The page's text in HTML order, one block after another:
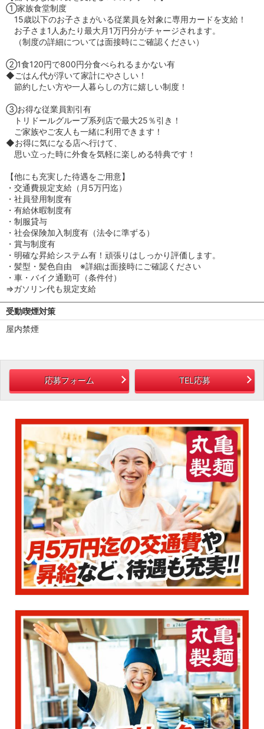
①家族食堂制度
15歳以下のお子さまがいる従業員を対象に専用カードを支給！
お子さま1人あたり最大月1万円分がチャージされます。
（制度の詳細については面接時にご確認ください）
②1食120円で800円分食べられるまかない有
◆ごはん代が浮いて家計にやさしい！
節約したい方や一人暮らしの方に嬉しい制度！
③お得な従業員割引有
トリドールグループ系列店で最大25％引き！
ご家族やご友人も一緒に利用できます！
◆お得に気になる店へ行けて、
思い立った時に外食を気軽に楽しめる特典です！
【他にも充実した待遇をご用意】
・交通費規定支給（月5万円迄）
・社員登用制度有
・有給休暇制度有
・制服貸与
・社会保険加入制度有（法令に準ずる）
・賞与制度有
・明確な昇給システム有！頑張りはしっかり評価します。
・髪型・髪色自由 ※詳細は面接時にご確認ください
・車・バイク通勤可（条件付）
⇒ガソリン代も規定支給
受動喫煙対策
屋内禁煙
応募フォーム TEL応募